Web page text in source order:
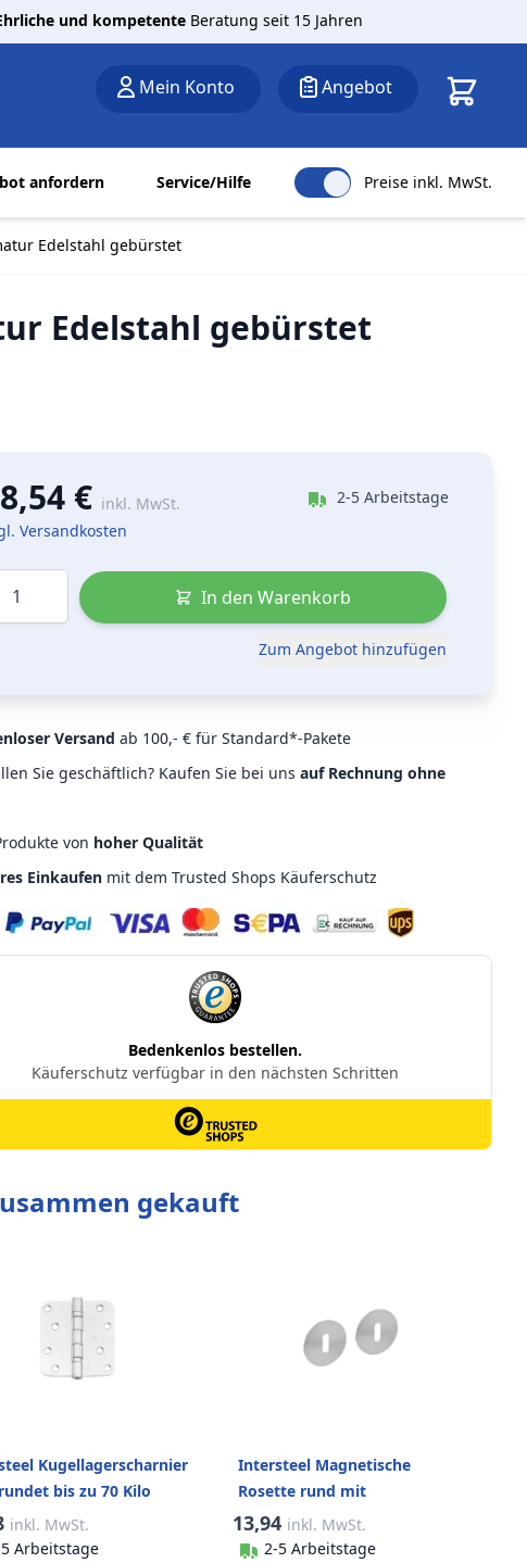
und kompetente Beratung seit 15 Jahren
Mein Konto Angebot
anfordern Service/Hilfe Preise inkl. MwSt.
Edelstahl gebürstet
Edelstahl gebürstet
€ inkl. MwSt.
Versandkosten
2-5 Arbeitstage
In den Warenkorb
Zum Angebot hinzufügen
Versand ab 100,- € für Standard*-Pakete
Sie geschäftlich? Kaufen Sie bei uns auf Rechnung ohne
von hoher Qualität
Einkaufen mit dem Trusted Shops Käuferschutz
gekauft
Kugellagerscharnier
bis zu 70 Kilo
gebürstet
inkl. MwSt.
Arbeitstage
Intersteel Magnetische
Rosette rund mit
Schlüsselloch Edelstahl
gebürstet
13,94 inkl. MwSt.
2-5 Arbeitstage